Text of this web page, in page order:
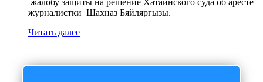
жалобу защиты на решение Хатаинского суда об аресте
журналистки Шахназ Бяйляргызы.
Читать далее